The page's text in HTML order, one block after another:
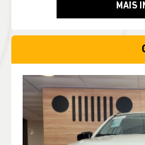
MAIS